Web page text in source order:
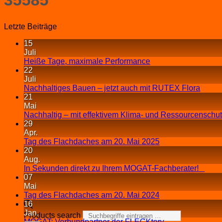
Products search
Letzte Beiträge
15
Juli
Heiße Tage, maximale Performance
22
Juli
Nachhaltiges Bauen – jetzt auch mit RUTEX Flora
21
Mai
Nachhaltig – mit effektivem Klima- und
29
Apr.
Tag des Flachdaches am 20. Mai 2025
20
Aug.
In Sekunden direkt zu Ihrem MOGAT-Fachberater!
07
Mai
Tag des Flachdaches am 20. Mai 2024
16
Jan.